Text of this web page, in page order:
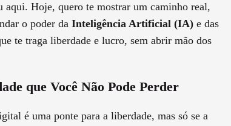
aqui. Hoje, quero te mostrar um caminho real,
o poder da Inteligência Artificial (IA) e das
te traga liberdade e lucro, sem abrir mão dos
que Você Não Pode Perder
é uma ponte para a liberdade, mas só se a